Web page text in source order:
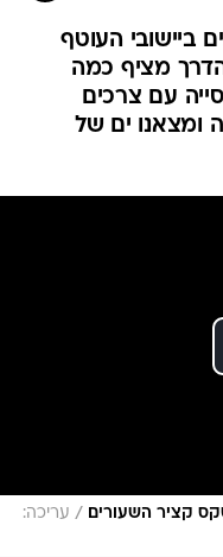
ביישובי העוטף
הדרך מציף כמה
עם צרכים
ומצאנו ים של
קציר השעורים / עריכה: